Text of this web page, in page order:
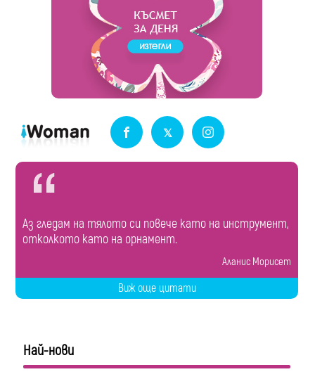
Аз гледам на тялото си повече като на инструмент,
отколкото като на орнамент.
Аланис Морисет
Виж още цитати
Най-нови